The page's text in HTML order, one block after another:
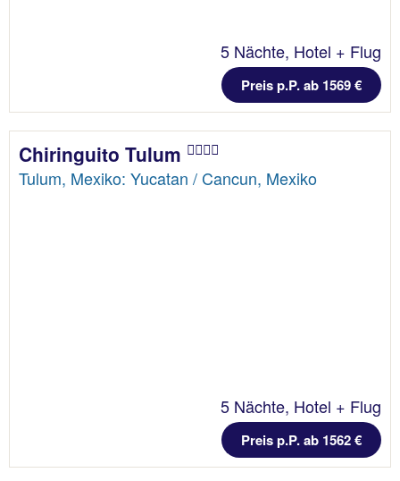
5 Nächte, Hotel + Flug
Preis p.P. ab 1569 €
Chiringuito Tulum
Tulum, Mexiko: Yucatan / Cancun, Mexiko
5 Nächte, Hotel + Flug
Preis p.P. ab 1562 €